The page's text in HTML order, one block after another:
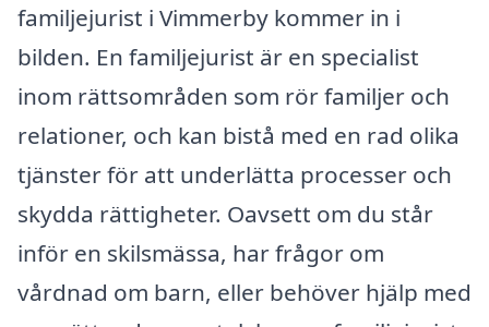
familjejurist i Vimmerby kommer in i
bilden. En familjejurist är en specialist
inom rättsområden som rör familjer och
relationer, och kan bistå med en rad olika
tjänster för att underlätta processer och
skydda rättigheter. Oavsett om du står
inför en skilsmässa, har frågor om
vårdnad om barn, eller behöver hjälp med